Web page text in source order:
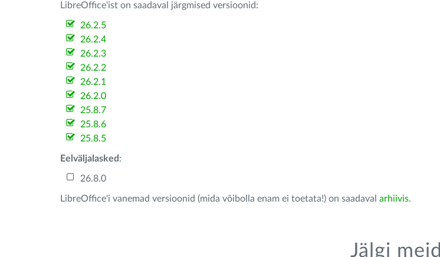
LibreOffice'ist on saadaval järgmised versioonid:
26.2.5
26.2.4
26.2.3
26.2.2
26.2.1
26.2.0
25.8.7
25.8.6
25.8.5
Eelväljalasked :
26.8.0
LibreOffice'i vanemad versioonid (mida võibolla enam ei toetata!) on saadaval arhiivis.
Jälgi meid